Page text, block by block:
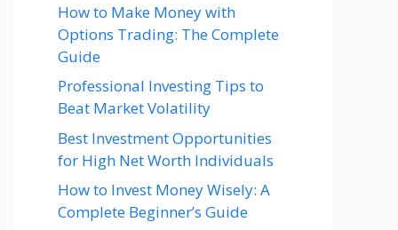
How to Make Money with
Options Trading: The Complete
Guide
Professional Investing Tips to
Beat Market Volatility
Best Investment Opportunities
for High Net Worth Individuals
How to Invest Money Wisely: A
Complete Beginner’s Guide